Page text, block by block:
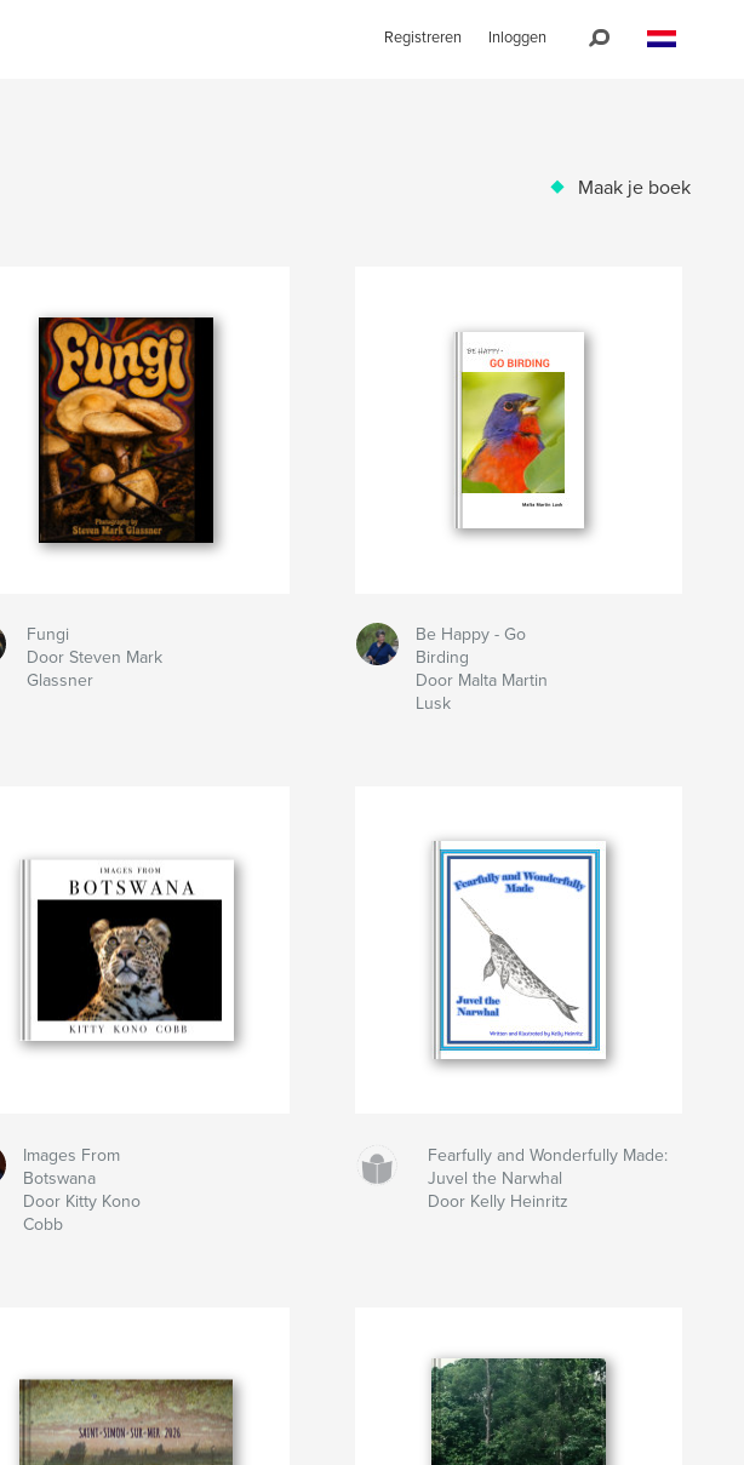
Registreren Inloggen
Maak je boek
Fungi
Door Steven Mark
Glassner
Be Happy - Go
Birding
Door Malta Martin
Lusk
Images From
Botswana
Door Kitty Kono
Cobb
Fearfully and Wonderfully Made:
Juvel the Narwhal
Door Kelly Heinritz